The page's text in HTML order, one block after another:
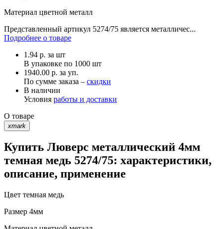
Материал цветной металл
Представленный артикул 5274/75 является металличес...
Подробнее о товаре
1.94 р. за шт
В упаковке по 1000 шт
1940.00 р. за уп.
По сумме заказа – скидки
В наличии
Условия работы и доставки
О товаре
xmark
Купить Люверс металлический 4мм
темная медь 5274/75: характеристики,
описание, применение
Цвет темная медь
Размер 4мм